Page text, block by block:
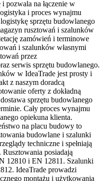
pozwala na łączenie w
i proces wynajmu
sprzętu budowlanego
rusztowań i szalunków
zamówień i terminowe
i szalunków własnymi
przez
serwis sprzętu budowlanego.
w IdeaTrade jest prosty i
z naszym doradcą
oferty z dokładną
sprzętu budowlanego
Cały proces wynajmu
opiekuna klienta.
na placu budowy to
budowlane i szalunki
techniczne i spełniają
posiadają
12810 i EN 12811. Szalunki
IdeaTrade prowadzi
montażu i użytkowania